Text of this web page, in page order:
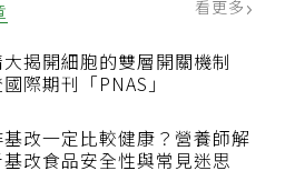
看更多
大揭開細胞的雙層開關機制
國際期刊「PNAS」
基改一定比較健康？營養師解
基改食品安全性與常見迷思